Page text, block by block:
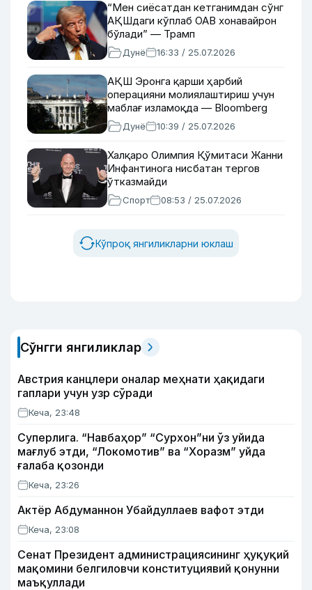
“Мен сиёсатдан кетганимдан сўнг
АҚШдаги кўплаб ОАВ хонавайрон
бўлади” — Трамп
Дунё 16:33 / 25.07.2026
АҚШ Эронга қарши ҳарбий
операцияни молиялаштириш учун
маблағ изламоқда — Bloomberg
Дунё 10:39 / 25.07.2026
Халқаро Олимпия Қўмитаси Жанни
Инфантинога нисбатан тергов
ўтказмайди
Спорт 08:53 / 25.07.2026
Кўпроқ янгиликларни юклаш
Сўнгги янгиликлар
Австрия канцлери оналар меҳнати ҳақидаги
гаплари учун узр сўради
Кеча, 23:48
Суперлига. “Навбаҳор” “Сурхон”ни ўз уйида
мағлуб этди, “Локомотив” ва “Хоразм” уйда
ғалаба қозонди
Кеча, 23:26
Актёр Абду­маннон Убайдуллаев вафот этди
Кеча, 23:08
Сенат Президент администрациясининг ҳуқуқий
мақомини белгиловчи конституциявий қонунни
маъқуллади